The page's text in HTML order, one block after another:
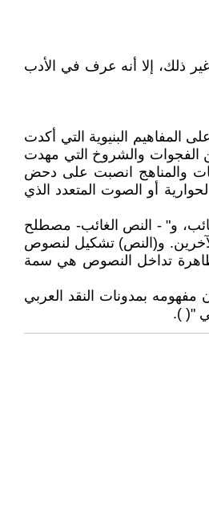
ذلك، إلا أنه عرف في الأدب
البنيوية التي أكدت
من الفجوات والشروخ التي مهدت
والمناهج انصبت على دحض
أو الصوت المتعدد الذي
و" - النص الغائب- مصطلح
و(النص) تشكيل لنصوص
تداخل النصوص هي سمة
مفهومه بمدونات النقد العربي
"( ‏).